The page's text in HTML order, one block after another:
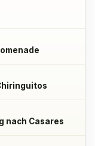
nach Casares